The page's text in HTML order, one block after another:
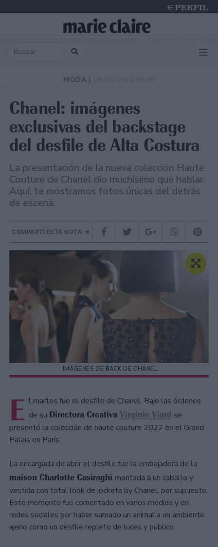
MODA |
Chanel: imágenes
exclusivas del backstage
del desfile de Alta Costura
La presentación de la nueva colección Haute
Couture de Chanel dio muchísimo que hablar.
Aquí, te mostramos fotos únicas del detrás
de escena.
COMPARTÍ ESTA NOTA
IMÁGENES DE BACK DE CHANEL.
E l martes fue el desfile de Chanel. Bajo las órdenes
de su Directora Creativa Virginie Viard se
presentó la colección de haute couture 2022 en el Grand
Palais en París.
La encargada de abrir el desfile fue la embajadora de la
maison Charlotte Casiraghi montada a un caballo y
vestida con total look de jocketa by Chanel, por supuesto.
Este momento fue comentado en varios medios y en
redes sociales por haber sumado un animal a un ambiente
ajeno como un desfile repleto de luces y público.